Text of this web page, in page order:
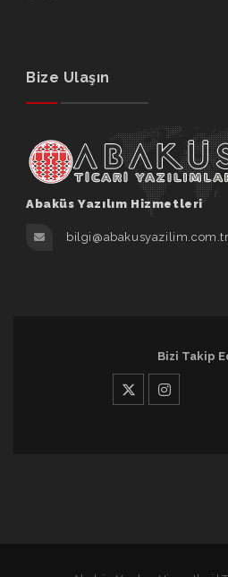
Bize Ulaşın
Abaküs Yazılım Hizmetleri
bilgi@abakusyazilim.com.tr
Bizi Takip